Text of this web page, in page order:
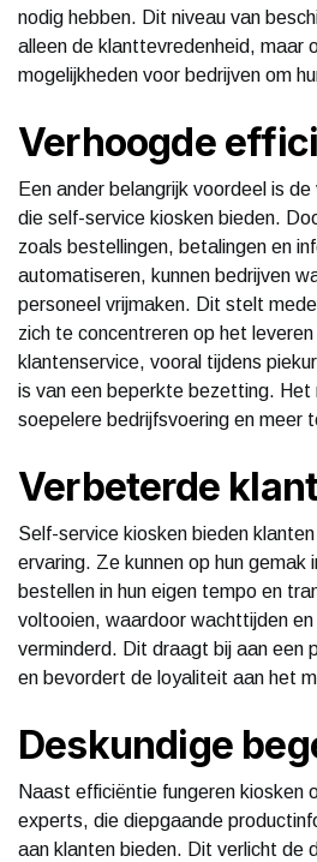
nodig hebben. Dit niveau van
alleen de klanttevredenheid, maar
mogelijkheden voor bedrijven om
Verhoogde
Een ander belangrijk voordeel is
die self-service kiosken bieden.
zoals bestellingen, betalingen en
automatiseren, kunnen bedrijven
personeel vrijmaken. Dit stelt
zich te concentreren op het
klantenservice, vooral tijdens
is van een beperkte bezetting. Het
soepelere bedrijfsvoering en meer
Verbeterde
Self-service kiosken bieden
ervaring. Ze kunnen op hun gemak
bestellen in hun eigen tempo en
voltooien, waardoor wachttijden en
verminderd. Dit draagt bij aan een
en bevordert de loyaliteit aan het
Deskundige
Naast efficiëntie fungeren kiosken
experts, die diepgaande
aan klanten bieden. Dit verlicht de